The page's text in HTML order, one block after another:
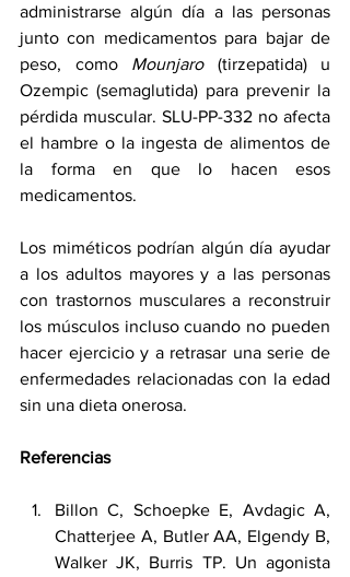
administrarse algún día a las personas
junto con medicamentos para bajar de
peso, como Mounjaro (tirzepatida) u
Ozempic (semaglutida) para prevenir la
pérdida muscular. SLU-PP-332 no afecta
el hambre o la ingesta de alimentos de
la forma en que lo hacen esos
medicamentos.
Los miméticos podrían algún día ayudar
a los adultos mayores y a las personas
con trastornos musculares a reconstruir
los músculos incluso cuando no pueden
hacer ejercicio y a retrasar una serie de
enfermedades relacionadas con la edad
sin una dieta onerosa.
Referencias
Billon C, Schoepke E, Avdagic A,
Chatterjee A, Butler AA, Elgendy B,
Walker JK, Burris TP. Un agonista